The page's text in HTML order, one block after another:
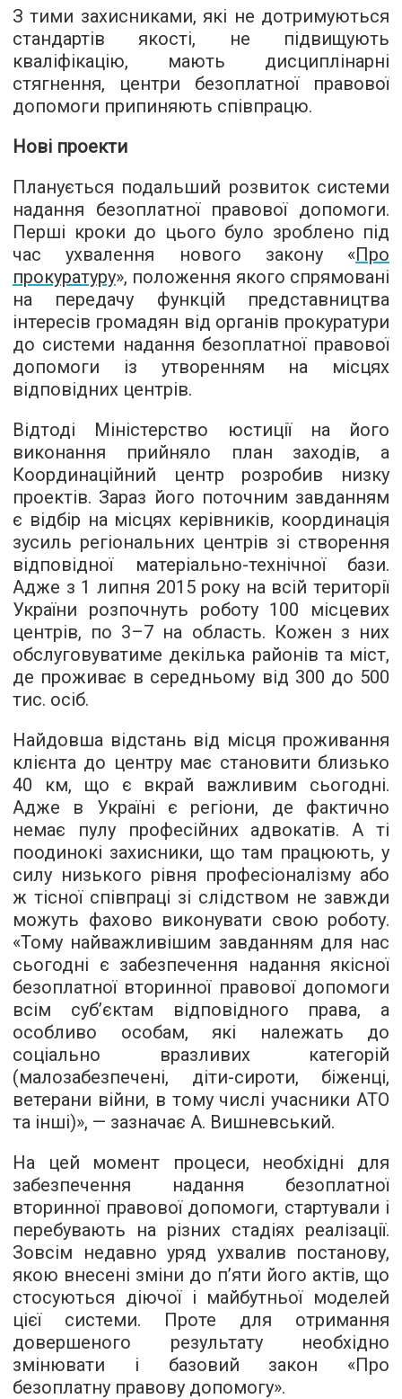
З тими захисниками, які не дотримуються
стандартів якості, не підвищують
кваліфікацію, мають дисциплінарні
стягнення, центри безоплатної правової
допомоги припиняють співпрацю.
Нові проекти
Планується подальший розвиток системи
надання безоплатної правової допомоги.
Перші кроки до цього було зроблено під
час ухвалення нового закону «Про
прокуратуру», положення якого спрямовані
на передачу функцій представництва
інтересів громадян від органів прокуратури
до системи надання безоплатної правової
допомоги із утворенням на місцях
відповідних центрів.
Відтоді Міністерство юстиції на його
виконання прийняло план заходів, а
Координаційний центр розробив низку
проектів. Зараз його поточним завданням
є відбір на місцях керівників, координація
зусиль регіональних центрів зі створення
відповідної матеріально-технічної бази.
Адже з 1 липня 2015 року на всій території
України розпочнуть роботу 100 місцевих
центрів, по 3–7 на область. Кожен з них
обслуговуватиме декілька районів та міст,
де проживає в середньому від 300 до 500
тис. осіб.
Найдовша відстань від місця проживання
клієнта до центру має становити близько
40 км, що є вкрай важливим сьогодні.
Адже в Україні є регіони, де фактично
немає пулу професійних адвокатів. А ті
поодинокі захисники, що там працюють, у
силу низького рівня професіоналізму або
ж тісної співпраці зі слідством не завжди
можуть фахово виконувати свою роботу.
«Тому найважливішим завданням для нас
сьогодні є забезпечення надання якісної
безоплатної вторинної правової допомоги
всім суб’єктам відповідного права, а
особливо особам, які належать до
соціально вразливих категорій
(малозабезпечені, діти-сироти, біженці,
ветерани війни, в тому числі учасники АТО
та інші)», — зазначає А. Вишневський.
На цей момент процеси, необхідні для
забезпечення надання безоплатної
вторинної правової допомоги, стартували і
перебувають на різних стадіях реалізації.
Зовсім недавно уряд ухвалив постанову,
якою внесені зміни до п’яти його актів, що
стосуються діючої і майбутньої моделей
цієї системи. Проте для отримання
довершеного результату необхідно
змінювати і базовий закон «Про
безоплатну правову допомогу».